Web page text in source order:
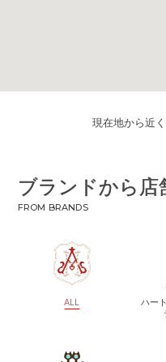
現在地から近
ブランドから店
FROM BRANDS
ALL
ハー